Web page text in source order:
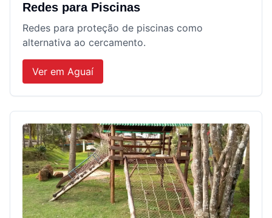
Redes para Piscinas
Redes para proteção de piscinas como
alternativa ao cercamento.
Ver em Aguaí